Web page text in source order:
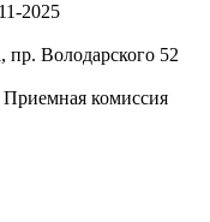
2025
пр. Володарского 52
комиссия